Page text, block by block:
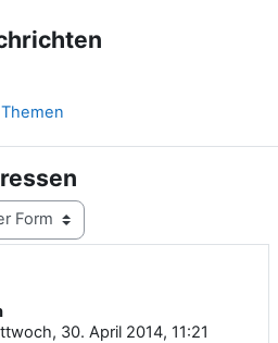
30. April 2014, 11:21